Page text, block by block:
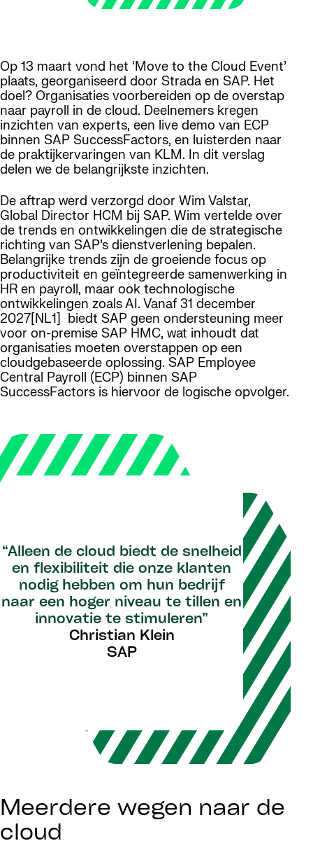
Op 13 maart vond het ‘Move to the Cloud Event’
plaats, georganiseerd door Strada en SAP. Het
doel? Organisaties voorbereiden op de overstap
naar payroll in de cloud. Deelnemers kregen
inzichten van experts, een live demo van ECP
binnen SAP SuccessFactors, en luisterden naar
de praktijkervaringen van KLM. In dit verslag
delen we de belangrijkste inzichten.
De aftrap werd verzorgd door Wim Valstar,
Global Director HCM bij SAP. Wim vertelde over
de trends en ontwikkelingen die de strategische
richting van SAP’s dienstverlening bepalen.
Belangrijke trends zijn de groeiende focus op
productiviteit en geïntegreerde samenwerking in
HR en payroll, maar ook technologische
ontwikkelingen zoals AI. Vanaf 31 december
2027[NL1] biedt SAP geen ondersteuning meer
voor on-premise SAP HMC, wat inhoudt dat
organisaties moeten overstappen op een
cloudgebaseerde oplossing. SAP Employee
Central Payroll (ECP) binnen SAP
SuccessFactors is hiervoor de logische opvolger.
“Alleen de cloud biedt de snelheid
en flexibiliteit die onze klanten
nodig hebben om hun bedrijf
naar een hoger niveau te tillen en
innovatie te stimuleren”
Christian Klein
SAP
Meerdere wegen naar de
cloud